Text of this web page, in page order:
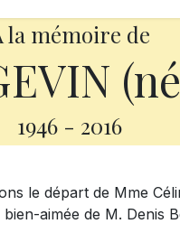
la mémoire de
1946 - 2016
le départ de Mme
aimée de M. Denis